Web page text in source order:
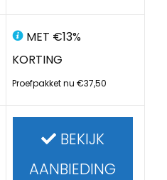
MET €13%
KORTING
Proefpakket nu €37,50
BEKIJK
AANBIEDING